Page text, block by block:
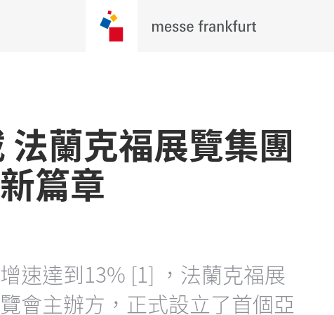
蘭克福展覽集團
篇章
速達到13% [1] ，法蘭克福展
會主辦方，正式設立了首個亞